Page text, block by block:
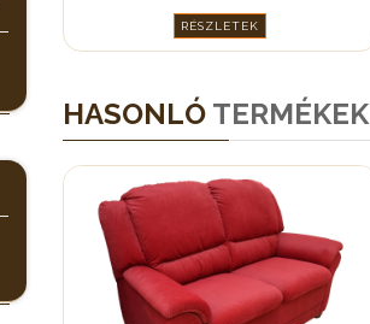
RÉSZLETEK
HASONLÓ TERMÉKEK